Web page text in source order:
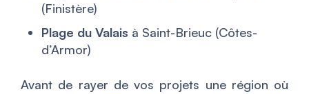
(Finistère)
Plage du Valais à Saint-Brieuc (Côtes-
d’Armor)
Avant de rayer de vos projets une région où